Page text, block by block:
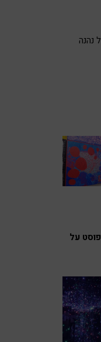
נהנה
על